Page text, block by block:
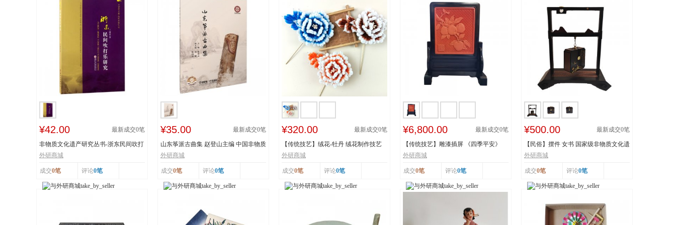
¥42.00 最新成交0笔
非物质文化遗产研究丛书-浙东民间吹打
乐研究 作...
外研商城
成交0笔 评论0笔
¥35.00 最新成交0笔
山东筝派古曲集 赵登山主编 中国非物质
文化遗产 上...
外研商城
成交0笔 评论0笔
¥320.00 最新成交0笔
【传统技艺】绒花-牡丹 绒花制作技艺
市级非物质...
外研商城
成交0笔 评论0笔
¥6,800.00 最新成交0笔
【传统技艺】雕漆插屏 《四季平安》
《繁花似锦》 ...
外研商城
成交0笔 评论0笔
¥500.00 最新成交0笔
【民俗】摆件 女书 国家级非物质文化遗
产 湖南...
外研商城
成交0笔 评论0笔